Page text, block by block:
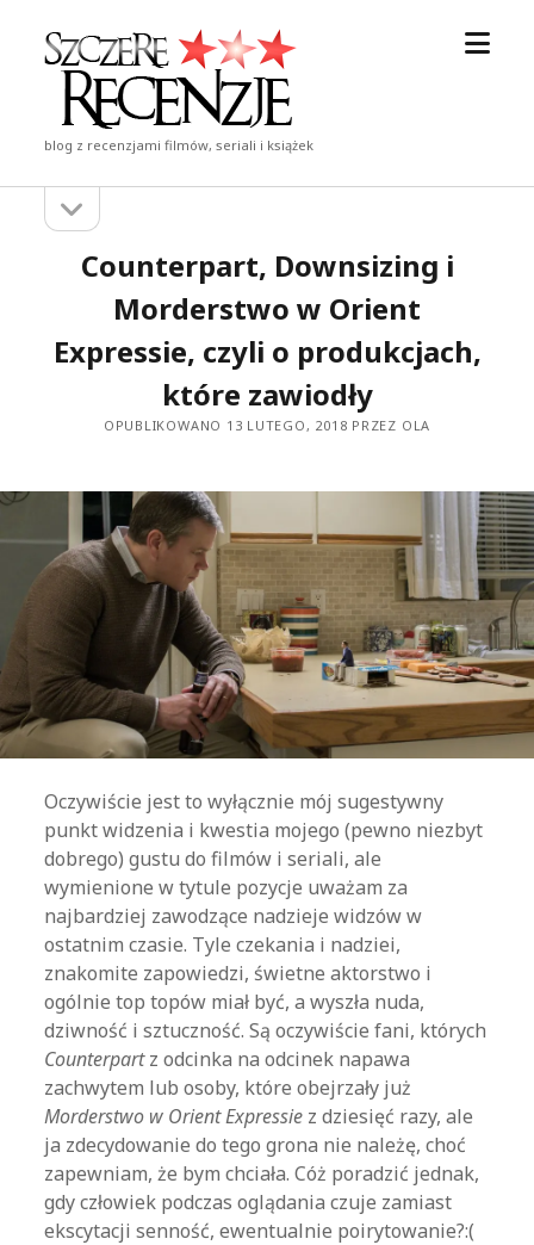
Szczere
Recenzje
blog z recenzjami filmów, seriali i książek
Pasek
boczny
pasek
Counterpart, Downsizing i
Morderstwo w Orient
Expressie, czyli o produkcjach,
które zawiodły
OPUBLIKOWANO 13 LUTEGO, 2018 PRZEZ OLA
Oczywiście jest to wyłącznie mój sugestywny
punkt widzenia i kwestia mojego (pewno niezbyt
dobrego) gustu do filmów i seriali, ale
wymienione w tytule pozycje uważam za
najbardziej zawodzące nadzieje widzów w
ostatnim czasie. Tyle czekania i nadziei,
znakomite zapowiedzi, świetne aktorstwo i
ogólnie top topów miał być, a wyszła nuda,
dziwność i sztuczność. Są oczywiście fani, których
Counterpartz odcinka na odcinek napawa
zachwytem lub osoby, które obejrzały już
Morderstwo w Orient Expressie z dziesięć razy, ale
ja zdecydowanie do tego grona nie należę, choć
zapewniam, że bym chciała. Cóż poradzić jednak,
gdy człowiek podczas oglądania czuje zamiast
ekscytacji senność, ewentualnie poirytowanie?:(